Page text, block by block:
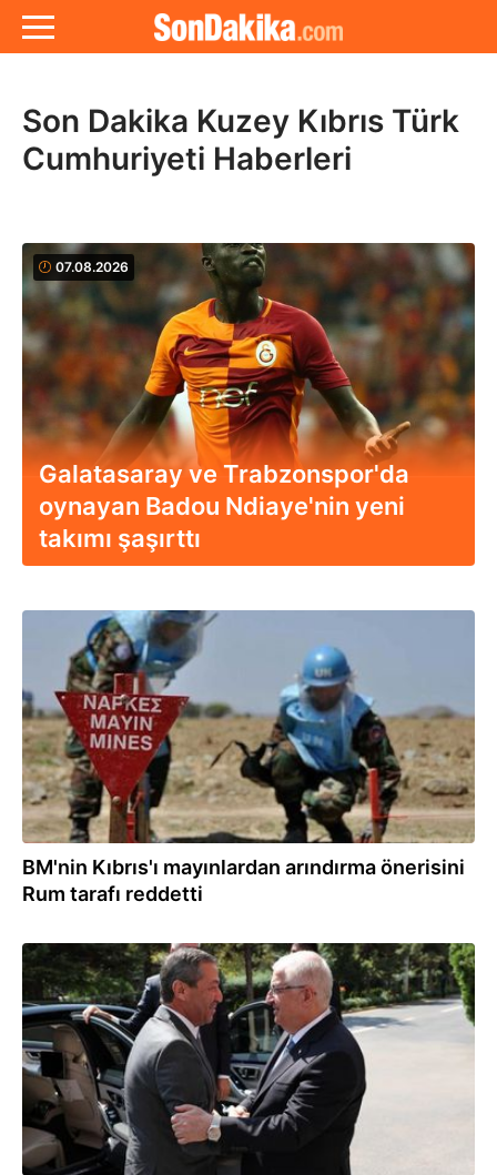
Son Dakika Kuzey Kıbrıs Türk
Cumhuriyeti Haberleri
07.08.2026
Galatasaray ve Trabzonspor'da
oynayan Badou Ndiaye'nin yeni
takımı şaşırttı
07.08.2026
BM'nin Kıbrıs'ı mayınlardan arındırma önerisini
Rum tarafı reddetti
06.08.2026